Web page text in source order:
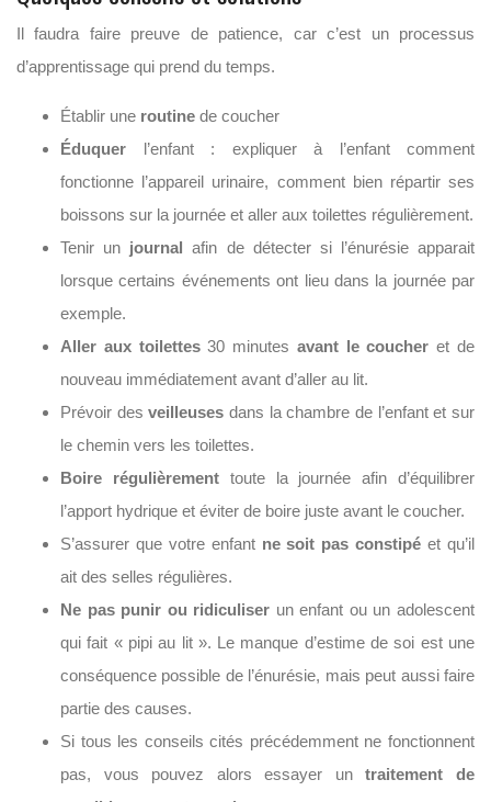
Il faudra faire preuve de patience, car c’est un processus
d’apprentissage qui prend du temps.
Établir une routine de coucher
Éduquer l’enfant : expliquer à l’enfant comment
fonctionne l’appareil urinaire, comment bien répartir ses
boissons sur la journée et aller aux toilettes régulièrement.
Tenir un journal afin de détecter si l’énurésie apparait
lorsque certains événements ont lieu dans la journée par
exemple.
Aller aux toilettes30 minutes avant le coucher et de
nouveau immédiatement avant d’aller au lit.
Prévoir desveilleuses dans la chambre de l’enfant et sur
le chemin vers les toilettes.
Boire régulièrementtoute la journée afin d’équilibrer
l’apport hydrique et éviter de boire juste avant le coucher.
S’assurer que votre enfant ne soit pas constipé et qu’il
ait des selles régulières.
Ne pas punir ou ridiculiser un enfant ou un adolescent
qui fait « pipi au lit ». Le manque d’estime de soi est une
conséquence possible de l’énurésie, mais peut aussi faire
partie des causes.
Si tous les conseils cités précédemment ne fonctionnent
pas, vous pouvez alors essayer untraitement de